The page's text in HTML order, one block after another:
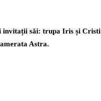
invitații săi: trupa Iris și Cristi
Astra.